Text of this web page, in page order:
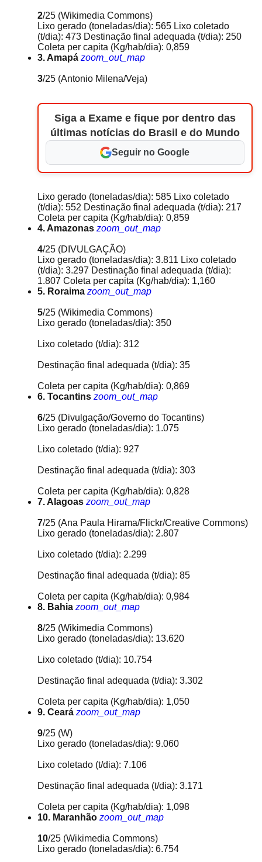
2/25 (Wikimedia Commons)
Lixo gerado (toneladas/dia): 565 Lixo coletado
(t/dia): 473 Destinação final adequada (t/dia): 250
Coleta per capita (Kg/hab/dia): 0,859
3. Amapá zoom_out_map
3/25 (Antonio Milena/Veja)
Siga a Exame e fique por dentro das
últimas notícias do Brasil e do Mundo
Seguir no Google
Lixo gerado (toneladas/dia): 585 Lixo coletado
(t/dia): 552 Destinação final adequada (t/dia): 217
Coleta per capita (Kg/hab/dia): 0,859
4. Amazonas zoom_out_map
4/25 (DIVULGAÇÃO)
Lixo gerado (toneladas/dia): 3.811 Lixo coletado
(t/dia): 3.297 Destinação final adequada (t/dia):
1.807 Coleta per capita (Kg/hab/dia): 1,160
5. Roraima zoom_out_map
5/25 (Wikimedia Commons)
Lixo gerado (toneladas/dia): 350
Lixo coletado (t/dia): 312
Destinação final adequada (t/dia): 35
Coleta per capita (Kg/hab/dia): 0,869
6. Tocantins zoom_out_map
6/25 (Divulgação/Governo do Tocantins)
Lixo gerado (toneladas/dia): 1.075
Lixo coletado (t/dia): 927
Destinação final adequada (t/dia): 303
Coleta per capita (Kg/hab/dia): 0,828
7. Alagoas zoom_out_map
7/25 (Ana Paula Hirama/Flickr/Creative Commons)
Lixo gerado (toneladas/dia): 2.807
Lixo coletado (t/dia): 2.299
Destinação final adequada (t/dia): 85
Coleta per capita (Kg/hab/dia): 0,984
8. Bahia zoom_out_map
8/25 (Wikimedia Commons)
Lixo gerado (toneladas/dia): 13.620
Lixo coletado (t/dia): 10.754
Destinação final adequada (t/dia): 3.302
Coleta per capita (Kg/hab/dia): 1,050
9. Ceará zoom_out_map
9/25 (W)
Lixo gerado (toneladas/dia): 9.060
Lixo coletado (t/dia): 7.106
Destinação final adequada (t/dia): 3.171
Coleta per capita (Kg/hab/dia): 1,098
10. Maranhão zoom_out_map
10/25 (Wikimedia Commons)
Lixo gerado (toneladas/dia): 6.754